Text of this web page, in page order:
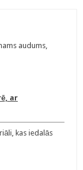
audums,
ar
kas iedalās